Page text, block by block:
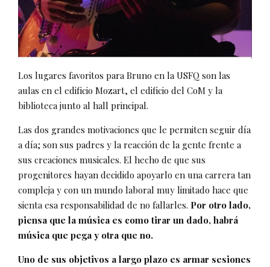
Los lugares favoritos para Bruno en la USFQ son las
aulas en el edificio Mozart, el edificio del CoM y la
biblioteca junto al hall principal.
Las dos grandes motivaciones que le permiten seguir día
a día; son sus padres y la reacción de la gente frente a
sus creaciones musicales. El hecho de que sus
progenitores hayan decidido apoyarlo en una carrera tan
compleja y con un mundo laboral muy limitado hace que
sienta esa responsabilidad de no fallarles. Por otro lado,
piensa que la música es como tirar un dado, habrá
música que pega y otra que no.
Uno de sus objetivos a largo plazo es armar sesiones